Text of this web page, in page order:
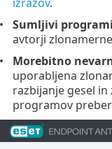
Sumljivi programi
avtorji
Morebitno
uporabljena
razbijanje gesel
programov